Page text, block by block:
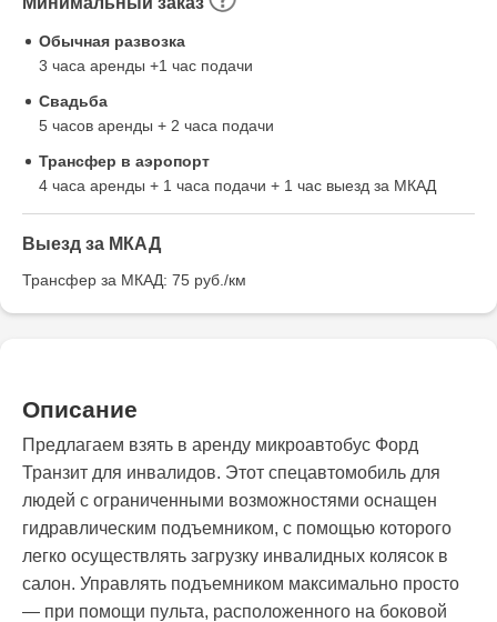
Обычная развозка
3 часа аренды +1 час подачи
Свадьба
5 часов аренды + 2 часа подачи
Трансфер в аэропорт
4 часа аренды + 1 часа подачи + 1 час выезд за МКАД
Выезд за МКАД
Трансфер за МКАД: 75 руб./км
Описание
Предлагаем взять в аренду микроавтобус Форд
Транзит для инвалидов. Этот спецавтомобиль для
людей с ограниченными возможностями оснащен
гидравлическим подъемником, с помощью которого
легко осуществлять загрузку инвалидных колясок в
салон. Управлять подъемником максимально просто
— при помощи пульта, расположенного на боковой